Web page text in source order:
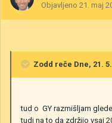
Objavljeno 21. maj
Zodd reče Dne, 21.
tud o GY razmišljam
tudi na to da zdržijo vsaj